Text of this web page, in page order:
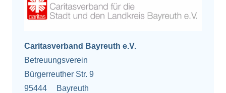
Caritasverband Bayreuth e.V.
Betreuungsverein
Bürgerreuther Str. 9
95444
Bayreuth